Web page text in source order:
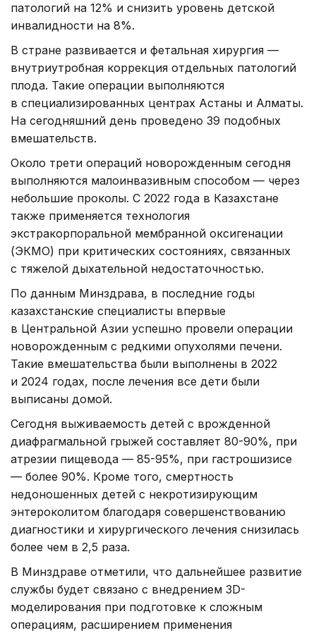
патологий на 12% и снизить уровень детской
инвалидности на 8%.
В стране развивается и фетальная хирургия —
внутриутробная коррекция отдельных патологий
плода. Такие операции выполняются
в специализированных центрах Астаны и Алматы.
На сегодняшний день проведено 39 подобных
вмешательств.
Около трети операций новорожденным сегодня
выполняются малоинвазивным способом — через
небольшие проколы. С 2022 года в Казахстане
также применяется технология
экстракорпоральной мембранной оксигенации
(ЭКМО) при критических состояниях, связанных
с тяжелой дыхательной недостаточностью.
По данным Минздрава, в последние годы
казахстанские специалисты впервые
в Центральной Азии успешно провели операции
новорожденным с редкими опухолями печени.
Такие вмешательства были выполнены в 2022
и 2024 годах, после лечения все дети были
выписаны домой.
Сегодня выживаемость детей с врожденной
диафрагмальной грыжей составляет 80-90%, при
атрезии пищевода — 85-95%, при гастрошизисе
— более 90%. Кроме того, смертность
недоношенных детей с некротизирующим
энтероколитом благодаря совершенствованию
диагностики и хирургического лечения снизилась
более чем в 2,5 раза.
В Минздраве отметили, что дальнейшее развитие
службы будет связано с внедрением 3D-
моделирования при подготовке к сложным
операциям, расширением применения